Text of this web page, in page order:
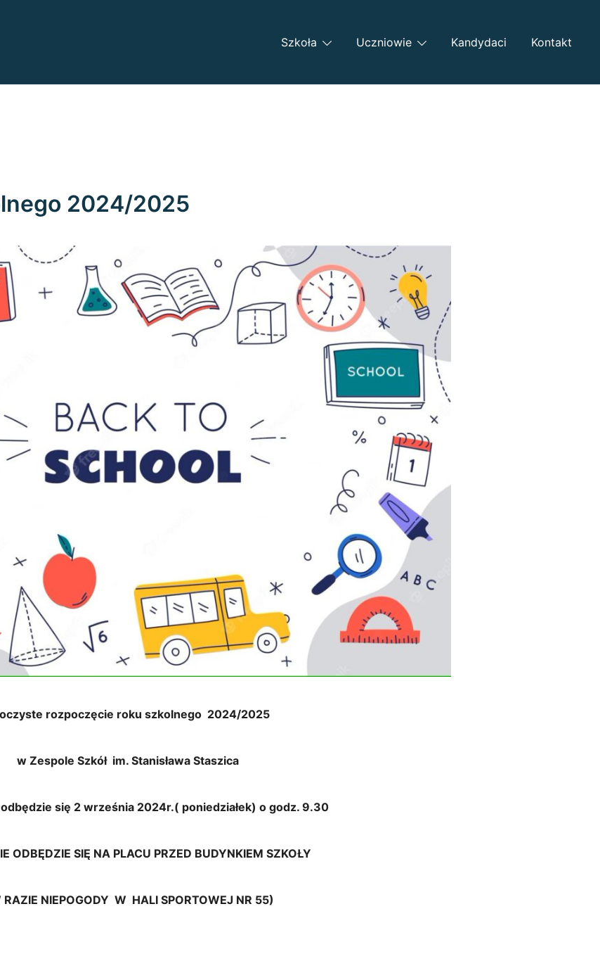
Szkoła Uczniowie Kandydaci Kontakt
2024/2025
rozpoczęcie roku szkolnego 2024/2025
w Zespole Szkół im. Stanisława Staszica
się 2 września 2024r.( poniedziałek) o godz. 9.30
ODBĘDZIE SIĘ NA PLACU PRZED BUDYNKIEM SZKOŁY
RAZIE NIEPOGODY W HALI SPORTOWEJ NR 55)